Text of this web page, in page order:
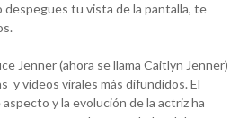
despegues tu vista de la pantalla, te
Jenner (ahora se llama Caitlyn Jenner)
y vídeos virales más difundidos. El
y la evolución de la actriz ha